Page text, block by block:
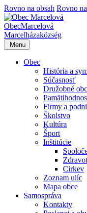
Rovno na obsah Rovno
ObecMarcelová
Marcelházaközség
Menu
Obec
História a
Súčasnosť
Družobné
Firmy a
Školstvo
Kultúra
Šport
Inštitúcie
Cirkev
Zoznam ulíc
Mapa obce
Samospráva
Kontakty